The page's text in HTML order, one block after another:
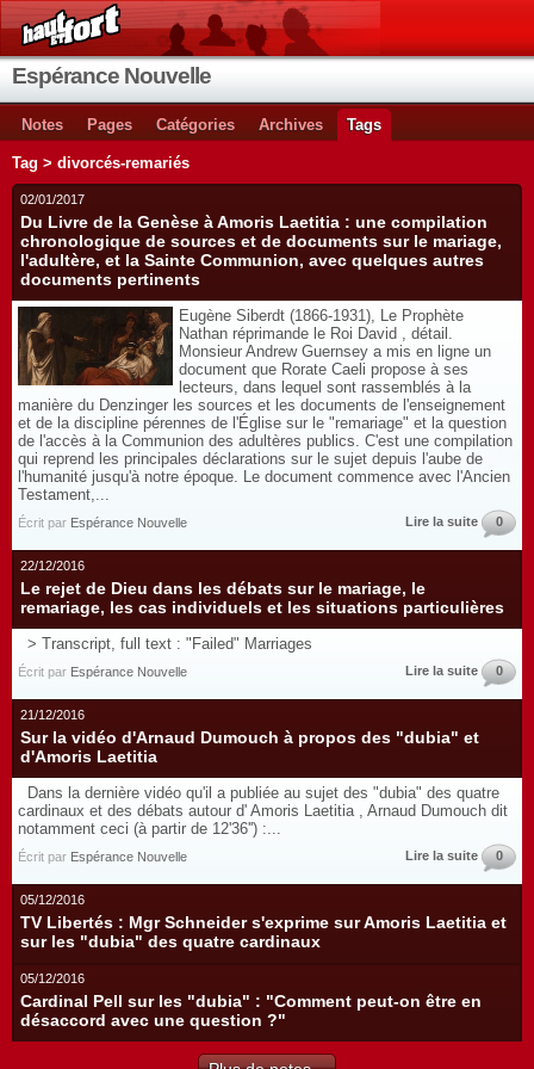
Espérance Nouvelle
Notes Pages Catégories Archives Tags
Tag > divorcés-remariés
02/01/2017
Du Livre de la Genèse à Amoris Laetitia : une compilation
chronologique de sources et de documents sur le mariage,
l'adultère, et la Sainte Communion, avec quelques autres
documents pertinents
Eugène Siberdt (1866-1931), Le Prophète
Nathan réprimande le Roi David , détail.
Monsieur Andrew Guernsey a mis en ligne un
document que Rorate Caeli propose à ses
lecteurs, dans lequel sont rassemblés à la
manière du Denzinger les sources et les documents de l'enseignement
et de la discipline pérennes de l'Église sur le "remariage" et la question
de l'accès à la Communion des adultères publics. C'est une compilation
qui reprend les principales déclarations sur le sujet depuis l'aube de
l'humanité jusqu'à notre époque. Le document commence avec l'Ancien
Testament,...
Écrit par Espérance Nouvelle Lire la suite 0
22/12/2016
Le rejet de Dieu dans les débats sur le mariage, le
remariage, les cas individuels et les situations particulières
> Transcript, full text : "Failed" Marriages
Écrit par Espérance Nouvelle Lire la suite 0
21/12/2016
Sur la vidéo d'Arnaud Dumouch à propos des "dubia" et
d'Amoris Laetitia
Dans la dernière vidéo qu'il a publiée au sujet des "dubia" des quatre
cardinaux et des débats autour d' Amoris Laetitia , Arnaud Dumouch dit
notamment ceci (à partir de 12'36'') :...
Écrit par Espérance Nouvelle Lire la suite 0
05/12/2016
TV Libertés : Mgr Schneider s'exprime sur Amoris Laetitia et
sur les "dubia" des quatre cardinaux
05/12/2016
Cardinal Pell sur les "dubia" : "Comment peut-on être en
désaccord avec une question ?"